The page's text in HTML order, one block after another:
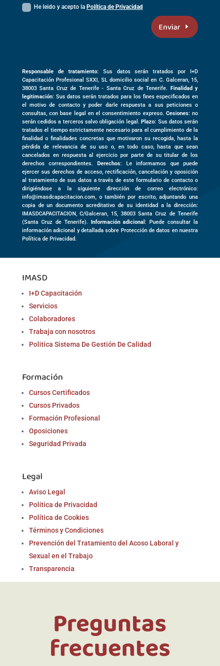
He leido y acepto laPolítica de Privacidad
Enviar
Responsable de tratamiento: Sus datos serán tratados por I+D
Capacitación Profesional SXXI, SL domicilio social en C. Galceran, 15,
38003Santa Cruz de Tenerife - Santa Cruz de Tenerife. Finalidad y
legitimación: Sus datos serán tratados para los fines especificados en
el motivo de contacto y poder darle respuesta a sus peticiones o
consultas, con base legal en el consentimiento expreso. Cesiones: no
serán cedidos a terceros salvo obligación legal.Plazo: Sus datos serán
tratados el tiempo estrictamente necesario para el cumplimiento de la
finalidad o finalidades concretas que motivaron su recogida, hasta la
pérdida de relevancia de su uso o, en todo caso, hasta que sean
cancelados en respuesta al ejercicio por parte de su titular de los
derechos correspondientes. Derechos: Le informamos que puede
ejercer sus derechos de acceso, rectificación, cancelación y oposición
al tratamiento de sus datos a través de este formulario de contacto o
dirigiéndose a la siguiente dirección de correo electrónico:
info@imasdcapacitacion.com, o también por escrito, adjuntando una
copia de un documento acreditativo de su identidad a la dirección:
IMASDCAPACITACION,C/Galceran, 15, 38003Santa Cruz de Tenerife
(Santa Cruz de Tenerife).Información adicional: Puede consultar la
información adicional y detallada sobre Protección de datos en nuestra
Política de Privacidad.
IMASD
I+D Capacitación
Servicios
Colaboradores
Trabaja con nosotros
Politica Sistema De Gestión De Calidad
Formación
Cursos Certificados
Cursos Privados
Formación Profesional
Oposiciones
Seguridad Privada
Legal
Aviso Legal
Política de Privacidad
Política de Cookies
Términos y Condiciones
Prevención del Tratamiento del Acoso Laboral y
Sexual en el Trabajo
Transparencia
Preguntas
frecuentes